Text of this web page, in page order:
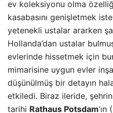
ev koleksiyonu olma
kasabasını genişletmek
yetenekli ustalar ararken
Hollanda’dan ustalar
evlerinde hissetmek için
mimarisine uygun evler
düşünülmüş bir detayın
etkiledi. Biraz ileride,
tarihi Rathaus Potsdam